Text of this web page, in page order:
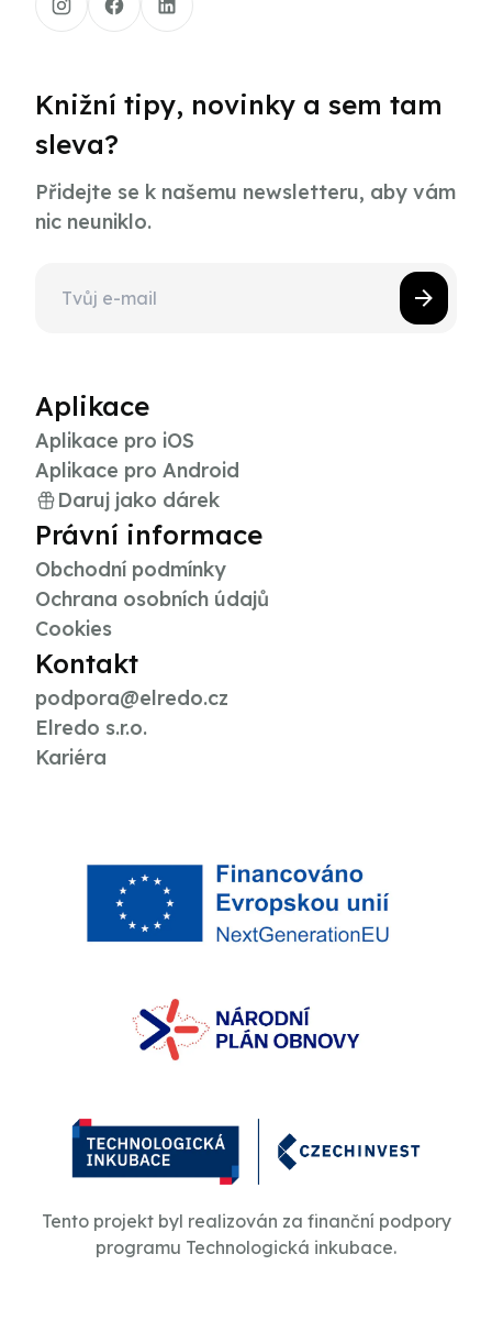
Knižní tipy, novinky a sem tam
sleva?
Přidejte se k našemu newsletteru, aby vám
nic neuniklo.
Aplikace
Aplikace pro iOS
Aplikace pro Android
Daruj jako dárek
Právní informace
Obchodní podmínky
Ochrana osobních údajů
Cookies
Kontakt
podpora@elredo.cz
Elredo s.r.o.
Kariéra
Tento projekt byl realizován za finanční podpory
programu Technologická inkubace.